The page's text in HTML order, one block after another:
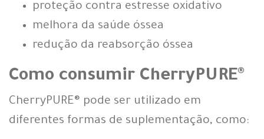
proteção contra estresse oxidativo
melhora da saúde óssea
redução da reabsorção óssea
Como consumir CherryPURE®
CherryPURE® pode ser utilizado em
diferentes formas de suplementação, como: